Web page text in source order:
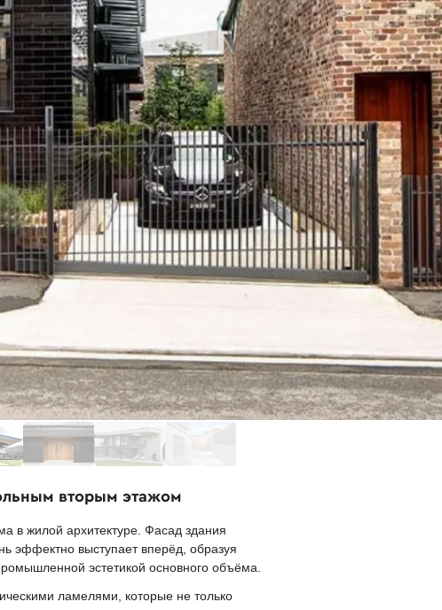
вторым этажом
в жилой архитектуре. Фасад здания
эффектно выступает вперёд, образуя
эстетикой основного объёма.
ламелями, которые не только